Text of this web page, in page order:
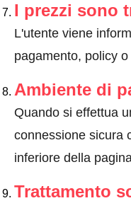
I prezzi sono
L'utente viene
pagamento, policy
Ambiente di
Quando si effettua
connessione sicura
inferiore della
Trattamento